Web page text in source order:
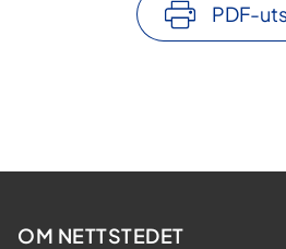
PDF-
OM NETTSTEDET